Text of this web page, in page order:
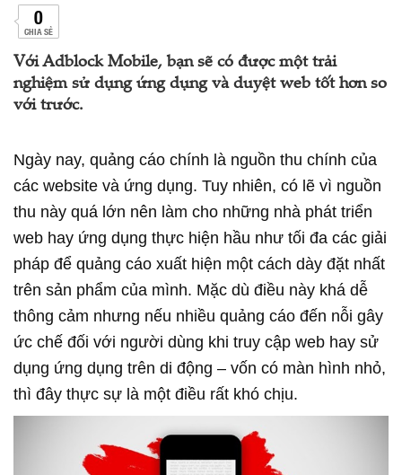
0
CHIA SẺ
Với Adblock Mobile, bạn sẽ có được một trải
nghiệm sử dụng ứng dụng và duyệt web tốt hơn so
với trước.
Ngày nay, quảng cáo chính là nguồn thu chính của
các website và ứng dụng. Tuy nhiên, có lẽ vì nguồn
thu này quá lớn nên làm cho những nhà phát triển
web hay ứng dụng thực hiện hầu như tối đa các giải
pháp để quảng cáo xuất hiện một cách dày đặt nhất
trên sản phẩm của mình. Mặc dù điều này khá dễ
thông cảm nhưng nếu nhiều quảng cáo đến nỗi gây
ức chế đối với người dùng khi truy cập web hay sử
dụng ứng dụng trên di động – vốn có màn hình nhỏ,
thì đây thực sự là một điều rất khó chịu.